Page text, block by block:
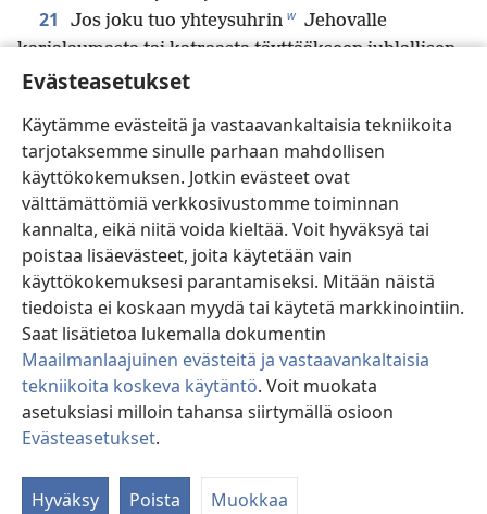
Evästeasetukset
Käytämme evästeitä ja vastaavankaltaisia tekniikoita
tarjotaksemme sinulle parhaan mahdollisen
käyttökokemuksen. Jotkin evästeet ovat
välttämättömiä verkkosivustomme toiminnan
kannalta, eikä niitä voida kieltää. Voit hyväksyä tai
poistaa lisäevästeet, joita käytetään vain
käyttökokemuksesi parantamiseksi. Mitään näistä
tiedoista ei koskaan myydä tai käytetä markkinointiin.
Saat lisätietoa lukemalla dokumentin
Maailmanlaajuinen evästeitä ja vastaavankaltaisia
tekniikoita koskeva käytäntö. Voit muokata
asetuksiasi milloin tahansa siirtymällä osioon
Evästeasetukset.
Hyväksy Poista Muokkaa
21 Jos joku tuo yhteysuhrin w Jehovalle
karjalaumasta tai katraasta täyttääkseen juhlallisen
lupauksen tai antaakseen vapaaehtoisen uhrilahjan,
hyväksyntänsä. Siinä ei saa olla mitään vikaa. 22
Uhrieläin ei saa olla sokea, eikä siinä saa olla
murtumaa, viiltoa, syylää, rupea eikä silsaa.
saa tuoda sellaista Jehovalle ettekä uhrata sitä
alttarilla Jehovalle. 23 Saatte tuoda
vapaaehtoiseksi uhrilahjaksi sonnin tai lampaan,
jonka jokin jäsen on liian pitkä tai lyhyt, mutta sitä ei
hyväksytä lupausuhriksi. 24 Ette saa tuoda
Jehovalle eläintä, jonka kivekset ovat
vahingoittuneet tai ne on murskattu, kiskottu irti tai
leikattu pois. Ette saa uhrata maassanne sellaisia
eläimiä. 25 Ette saa tuoda ulkomaalaiseltakaan
mitään näistä Jumalanne leipänä, sillä ne ovat
vaurioituneita ja viallisia. Niitä ei hyväksytä.’”